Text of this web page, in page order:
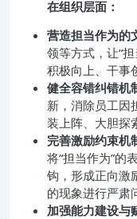
在组织层面：
营造担当作为的
领等方式，让“
积极向上、干事
健全容错纠错机
新，消除员工因
装上阵、大胆探
完善激励约束机
将“担当作为”的
钩，形成正向激
的现象进行严肃
加强能力建设与